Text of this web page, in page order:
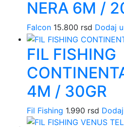
NERA 6M /
Falcon 15.800 rsd Dodaj
FIL FISHING
4M / 30GR
Fil Fishing 1.990 rsd